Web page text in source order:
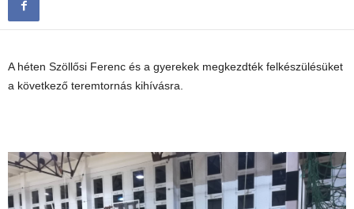
A héten Szöllősi Ferenc és a gyerekek megkezdték felkészülésüket
a következő teremtornás kihívásra.